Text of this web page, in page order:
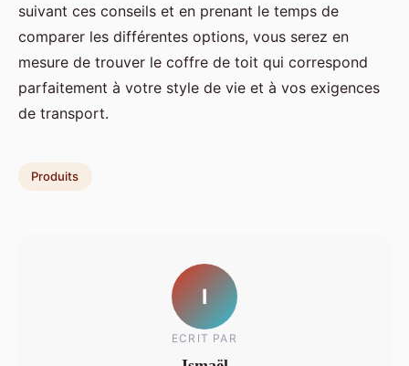
suivant ces conseils et en prenant le temps de
comparer les différentes options, vous serez en
mesure de trouver le coffre de toit qui correspond
parfaitement à votre style de vie et à vos exigences
de transport.
Produits
I
ECRIT PAR